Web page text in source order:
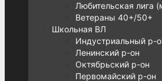
Любительская лига
Ветераны 40+/50+
Школьная ВЛ
Индустриальный р-
Ленинский р-он
Октябрьский р-он
Первомайский р-он